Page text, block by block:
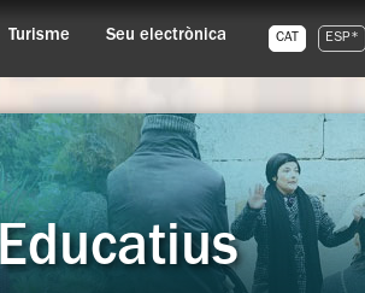
Turisme Seu electrònica CAT ESP*